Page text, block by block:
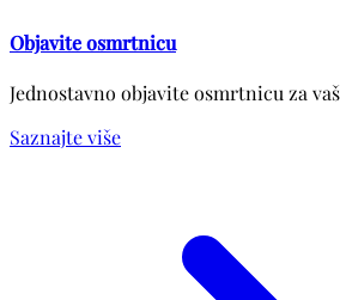
Objavite osmrtnicu
Jednostavno objavite osmrtnicu za
Saznajte više